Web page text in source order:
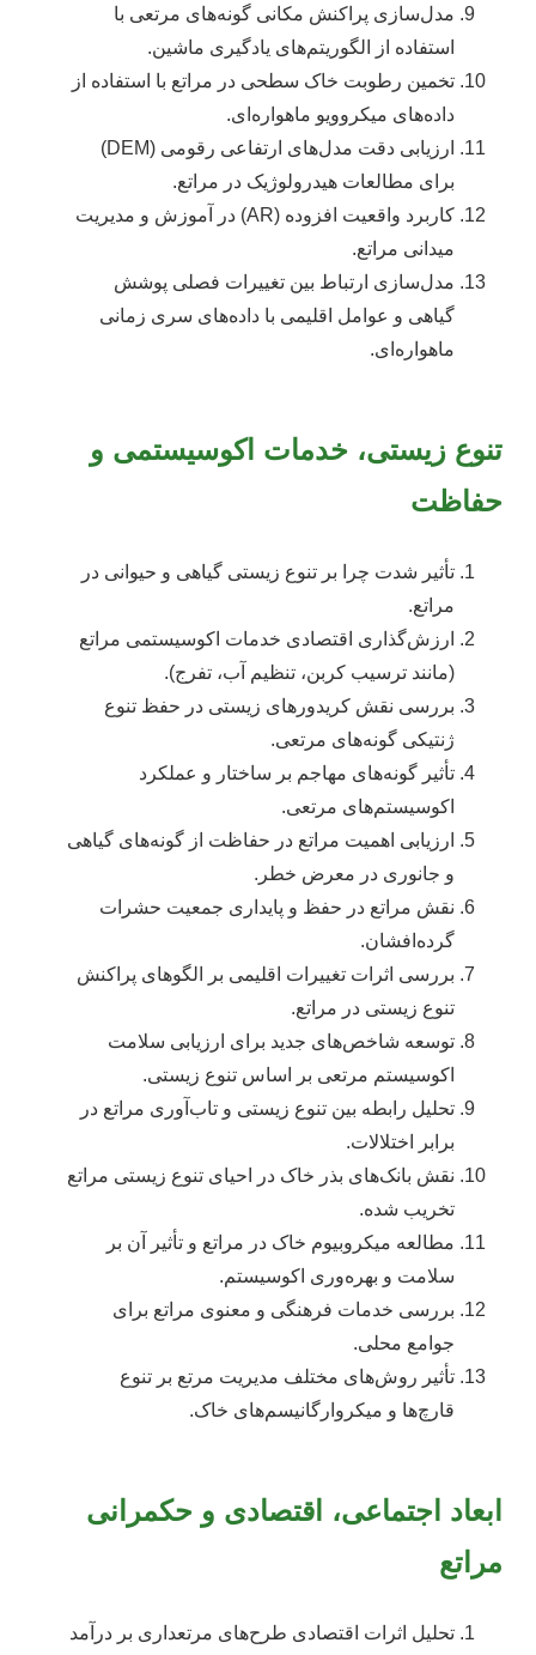
مدل‌سازی پراکنش مکانی گونه‌های مرتعی با
استفاده از الگوریتم‌های یادگیری ماشین.
تخمین رطوبت خاک سطحی در مراتع با استفاده از
داده‌های میکروویو ماهواره‌ای.
ارزیابی دقت مدل‌های ارتفاعی رقومی (DEM)
برای مطالعات هیدرولوژیک در مراتع.
کاربرد واقعیت افزوده (AR) در آموزش و مدیریت
میدانی مراتع.
مدل‌سازی ارتباط بین تغییرات فصلی پوشش
گیاهی و عوامل اقلیمی با داده‌های سری زمانی
ماهواره‌ای.
تنوع زیستی، خدمات اکوسیستمی و
حفاظت
تأثیر شدت چرا بر تنوع زیستی گیاهی و حیوانی در
مراتع.
ارزش‌گذاری اقتصادی خدمات اکوسیستمی مراتع
(مانند ترسیب کربن، تنظیم آب، تفرج).
بررسی نقش کریدورهای زیستی در حفظ تنوع
ژنتیکی گونه‌های مرتعی.
تأثیر گونه‌های مهاجم بر ساختار و عملکرد
اکوسیستم‌های مرتعی.
ارزیابی اهمیت مراتع در حفاظت از گونه‌های گیاهی
و جانوری در معرض خطر.
نقش مراتع در حفظ و پایداری جمعیت حشرات
گرده‌افشان.
بررسی اثرات تغییرات اقلیمی بر الگوهای پراکنش
تنوع زیستی در مراتع.
توسعه شاخص‌های جدید برای ارزیابی سلامت
اکوسیستم مرتعی بر اساس تنوع زیستی.
تحلیل رابطه بین تنوع زیستی و تاب‌آوری مراتع در
برابر اختلالات.
نقش بانک‌های بذر خاک در احیای تنوع زیستی مراتع
تخریب شده.
مطالعه میکروبیوم خاک در مراتع و تأثیر آن بر
سلامت و بهره‌وری اکوسیستم.
بررسی خدمات فرهنگی و معنوی مراتع برای
جوامع محلی.
تأثیر روش‌های مختلف مدیریت مرتع بر تنوع
قارچ‌ها و میکروارگانیسم‌های خاک.
ابعاد اجتماعی، اقتصادی و حکمرانی
مراتع
تحلیل اثرات اقتصادی طرح‌های مرتعداری بر درآمد